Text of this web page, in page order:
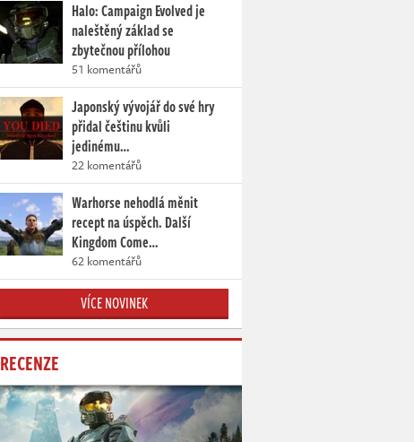
Halo: Campaign Evolved je
naleštěný základ se
zbytečnou přílohou
51 komentářů
Japonský vývojář do své hry
přidal češtinu kvůli
jedinému…
22 komentářů
Warhorse nehodlá měnit
recept na úspěch. Další
Kingdom Come…
62 komentářů
VÍCE NOVINEK
RECENZE